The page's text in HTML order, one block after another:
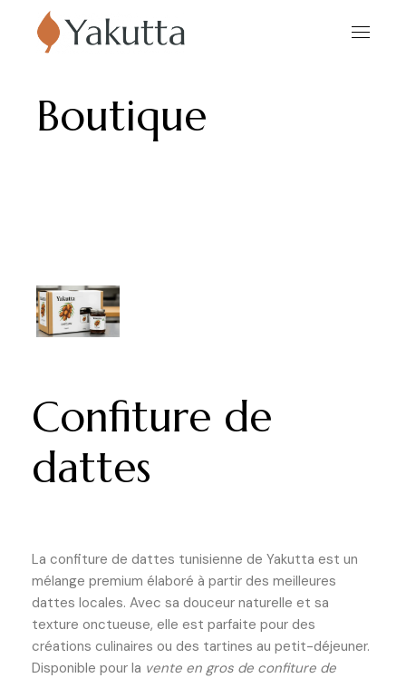
Boutique
Confiture de
dattes
La confiture de dattes tunisienne de Yakutta est un
mélange premium élaboré à partir des meilleures
dattes locales. Avec sa douceur naturelle et sa
texture onctueuse, elle est parfaite pour des
créations culinaires ou des tartines au petit-déjeuner.
Disponible pour la vente en gros de confiture de